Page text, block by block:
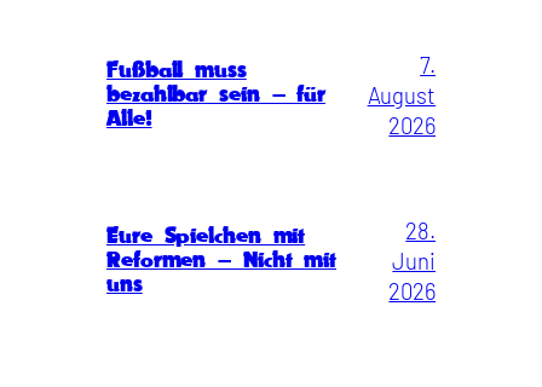
Fußball muss
bezahlbar sein – für
Alle!
7.
August
2026
Eure Spielchen mit
Reformen – Nicht mit
uns
28.
Juni
2026